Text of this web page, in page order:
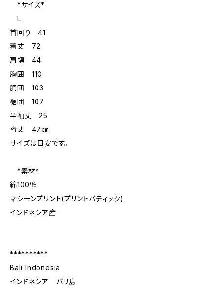
*サイズ*
L
首回り 41
着丈 72
肩幅 44
胸囲 110
胴囲 103
裾囲 107
半袖丈 25
裄丈 47㎝
サイズは目安です。
*素材*
綿100％
マシーンプリント(プリントバティック)
インドネシア産
**********
Bali Indonesia
インドネシア バリ島